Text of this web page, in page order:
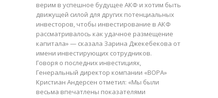
верим в успешное будущее АКФ и хотим быть
движущей силой для других потенциальных
инвесторов, чтобы инвестирование в АКФ
рассматривалось как удачное размещение
капитала» — сказала Зарина Джекебекова от
имени инвестирующих сотрудников.
Говоря о последних инвестициях,
Генеральный директор компании «BOPA»
Кристиан Андерсен отметил: «Мы были
весьма впечатлены показателями